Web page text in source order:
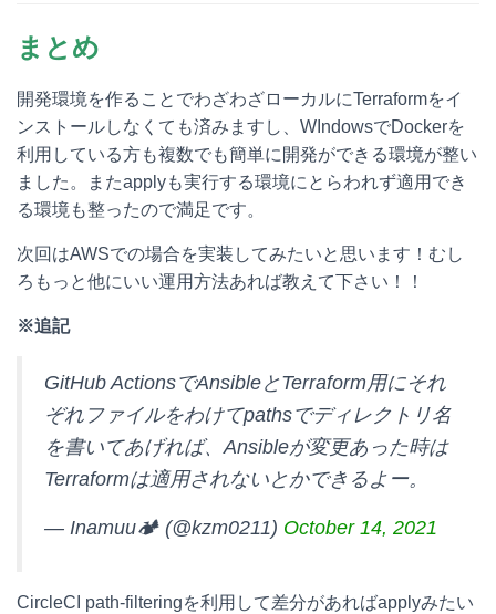
まとめ
開発環境を作ることでわざわざローカルにTerraformをイ
ンストールしなくても済みますし、WIndowsでDockerを
利用している方も複数でも簡単に開発ができる環境が整い
ました。またapplyも実行する環境にとらわれず適用でき
る環境も整ったので満足です。
次回はAWSでの場合を実装してみたいと思います！むし
ろもっと他にいい運用方法あれば教えて下さい！！
※追記
GitHub ActionsでAnsibleとTerraform用にそれ
ぞれファイルをわけてpathsでディレクトリ名
を書いてあげれば、Ansibleが変更あった時は
Terraformは適用されないとかできるよー。
— Inamuu🏕 (@kzm0211) October 14, 2021
CircleCI path-filteringを利用して差分があればapplyみたい